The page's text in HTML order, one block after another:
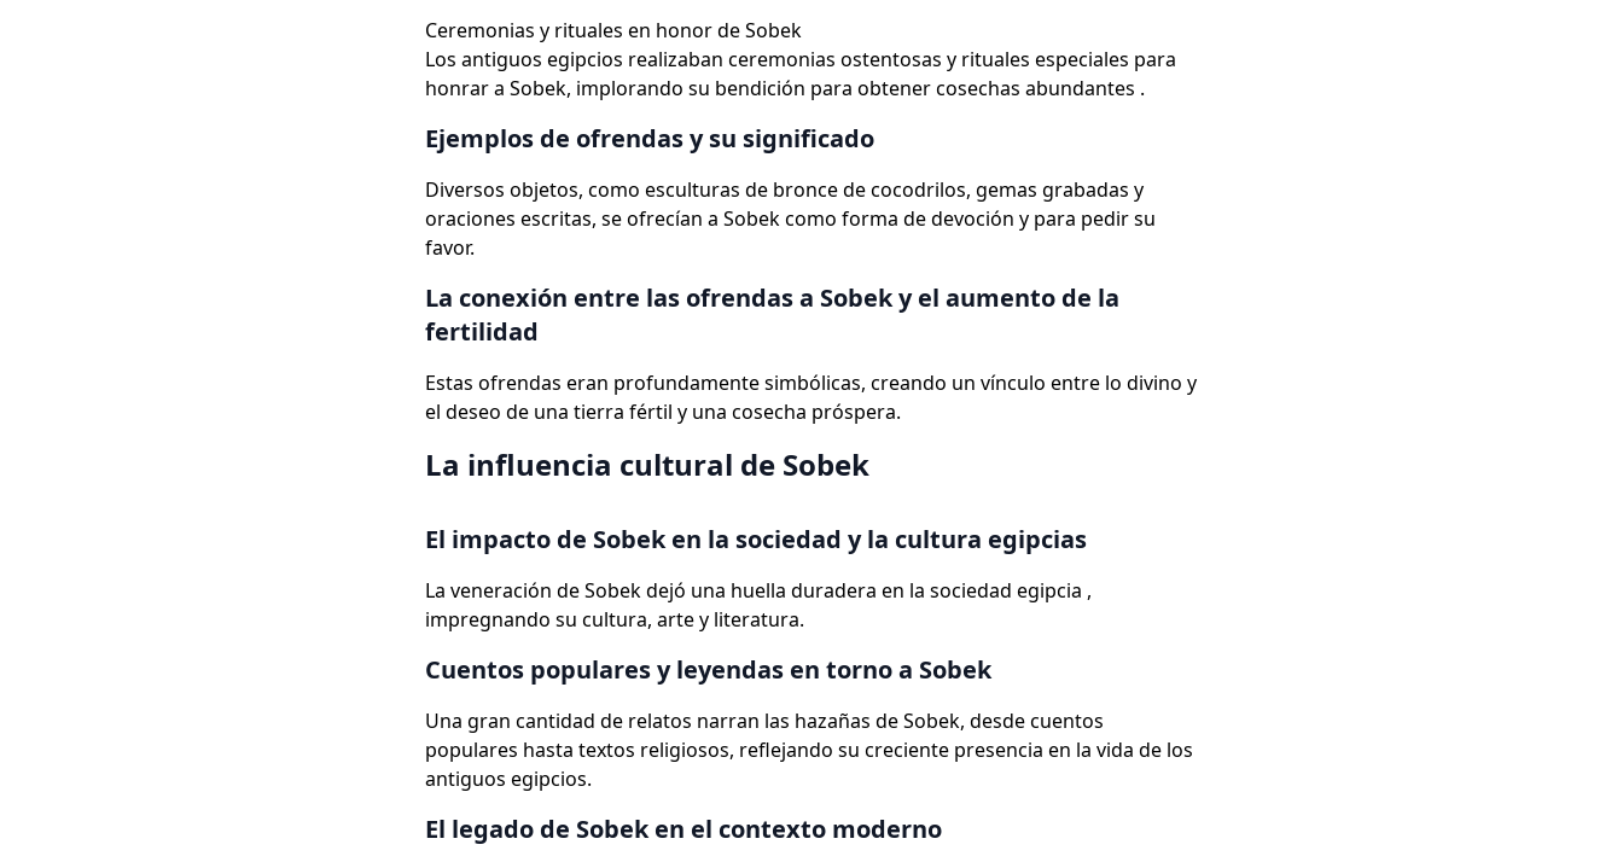
Ceremonias y rituales en honor de Sobek
Los antiguos egipcios realizaban ceremonias ostentosas y rituales especiales para
honrar a Sobek, implorando su bendición para obtener cosechas abundantes .
Ejemplos de ofrendas y su significado
Diversos objetos, como esculturas de bronce de cocodrilos, gemas grabadas y
oraciones escritas, se ofrecían a Sobek como forma de devoción y para pedir su
favor.
La conexión entre las ofrendas a Sobek y el aumento de la
fertilidad
Estas ofrendas eran profundamente simbólicas, creando un vínculo entre lo divino y
el deseo de una tierra fértil y una cosecha próspera.
La influencia cultural de Sobek
El impacto de Sobek en la sociedad y la cultura egipcias
La veneración de Sobek dejó una huella duradera en la sociedad egipcia ,
impregnando su cultura, arte y literatura.
Cuentos populares y leyendas en torno a Sobek
Una gran cantidad de relatos narran las hazañas de Sobek, desde cuentos
populares hasta textos religiosos, reflejando su creciente presencia en la vida de los
antiguos egipcios.
El legado de Sobek en el contexto moderno